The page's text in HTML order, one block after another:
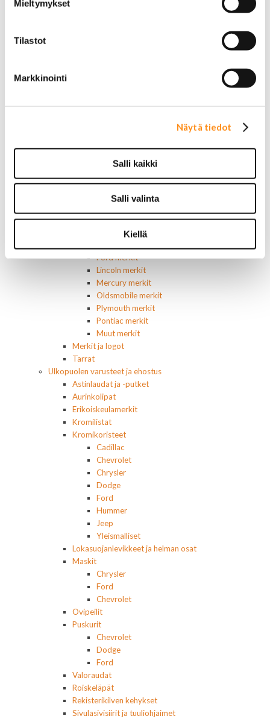
Mieltymykset
Tilastot
Markkinointi
Näytä tiedot
Salli kaikki
Salli valinta
Kiellä
Ovivalokykimet
Vakionopeudensäätimen osat
Käytetyt alkuperäismerkit
AMC merkit
Buick merkit
Chevrolet merkit
Chrysler merkit
Ford merkit
Lincoln merkit
Mercury merkit
Oldsmobile merkit
Plymouth merkit
Pontiac merkit
Muut merkit
Merkit ja logot
Tarrat
Ulkopuolen varusteet ja ehostus
Astinlaudat ja -putket
Aurinkolipat
Erikoiskeulamerkit
Kromilistat
Kromikoristeet
Cadillac
Chevrolet
Chrysler
Dodge
Ford
Hummer
Jeep
Yleismalliset
Lokasuojanlevikkeet ja helman osat
Maskit
Chrysler
Ford
Chevrolet
Ovipeilit
Puskurit
Chevrolet
Dodge
Ford
Valoraudat
Roiskeläpät
Rekisterikilven kehykset
Sivulasivisiirit ja tuuliohjaimet